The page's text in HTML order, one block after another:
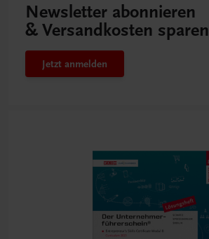
Newsletter abonnieren
& Versandkosten sparen
Jetzt anmelden